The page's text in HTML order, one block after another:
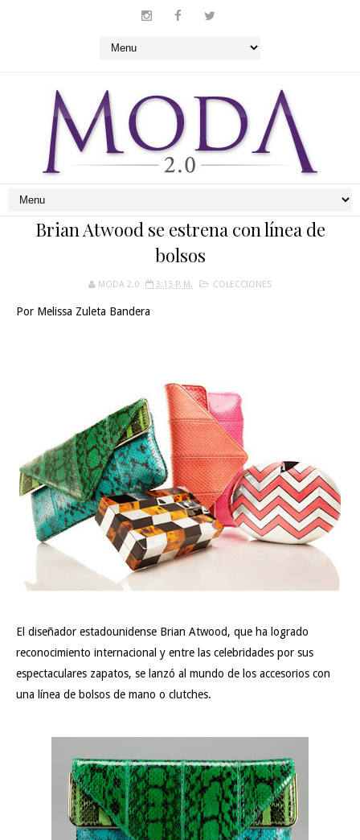
Brian Atwood se estrena con línea de
bolsos
MODA 2.0 3:15 P. M. COLECCIONES
Por Melissa Zuleta Bandera
El diseñador estadounidense Brian Atwood, que ha logrado
reconocimiento internacional y entre las celebridades por sus
espectaculares zapatos, se lanzó al mundo de los accesorios con
una línea de bolsos de mano o clutches.